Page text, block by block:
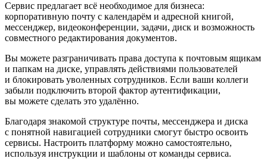
Сервис предлагает всё необходимое для бизнеса:
корпоративную почту с календарём и адресной книгой,
мессенджер, видеоконференции, задачи, диск и возможность
совместного редактирования документов.
Вы можете разграничивать права доступа к почтовым ящикам
и папкам на диске, управлять действиями пользователей
и блокировать уволенных сотрудников. Если ваши коллеги
забыли подключить второй фактор аутентификации,
вы можете сделать это удалённо.
Благодаря знакомой структуре почты, мессенджера и диска
с понятной навигацией сотрудники смогут быстро освоить
сервисы. Настроить платформу можно самостоятельно,
используя инструкции и шаблоны от команды сервиса.